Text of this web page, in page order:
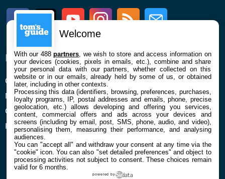
FacebookTwitter Youtube InstagramRSS Newsletter
ENTREPRISE
Qui sommes nous
Mentions légales et CGU
Confidentialité et Cookies
Préférences cookies
À PROPOS
La rédaction
Contact
Welcome
With our 488partners , we wish to store and access information on
your devices (cookies, pixels in emails, etc.), combine and share
your personal data with our partners, whether collected on this
website or in our emails, already held by some of us, or obtained
later, including in other contexts.
Processing this data (identifiers, browsing, preferences, purchases,
loyalty programs, IP, postal addresses and emails, phone, precise
geolocation, etc.) allows developing and offering you services,
content, commercial offers and ads across your devices and
screens (including by email, post, SMS, phone, audio, and video),
personalising them, measuring their performance, and analysing
audiences.
You can "accept all" and withdraw your consent at any time via the
"cookie" icon. You can also "set detailed preferences" and object to
processing activities not subject to consent. These choices remain
valid for 6 months.
powered by